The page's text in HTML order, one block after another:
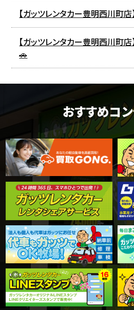
【ガッツレンタカー豊明西川町店
【ガッツレンタカー豊明西川町
🚗
おすすめコ